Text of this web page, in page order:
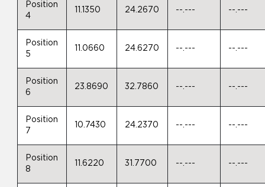
Position
4
11.1350 24.2670 --.--- --.---
Position
5
11.0660 24.6270 --.--- --.---
Position
6
23.8690 32.7860 --.--- --.---
Position
7
10.7430 24.2370 --.--- --.---
Position
8
11.6220 31.7700 --.--- --.---